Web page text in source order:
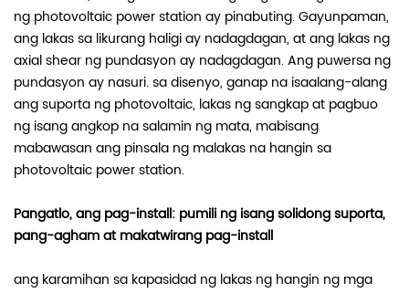
ng photovoltaic power station ay pinabuting. Gayunpaman,
ang lakas sa likurang haligi ay nadagdagan, at ang lakas ng
axial shear ng pundasyon ay nadagdagan. Ang puwersa ng
pundasyon ay nasuri. sa disenyo, ganap na isaalang-alang
ang suporta ng photovoltaic, lakas ng sangkap at pagbuo
ng isang angkop na salamin ng mata, mabisang
mabawasan ang pinsala ng malakas na hangin sa
photovoltaic power station.
Pangatlo, ang pag-install: pumili ng isang solidong suporta,
pang-agham at makatwirang pag-install
ang karamihan sa kapasidad ng lakas ng hangin ng mga